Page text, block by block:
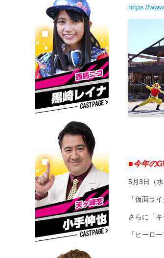
https://
■今年の
5月3日（
「仮面ラ
さらに「
「ヒーロ